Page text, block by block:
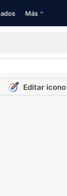
Más
Editar icono